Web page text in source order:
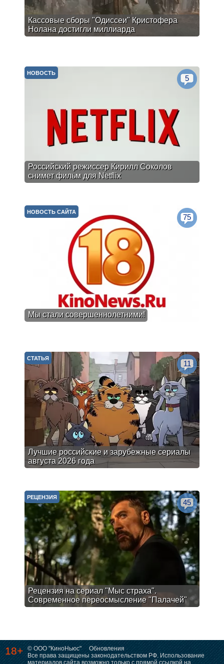
Кассовые сборы "Одиссеи" Кристофера
Нолана достигли миллиарда
Российский режиссер Кирилл Соколов
снимет фильм для Netflix
НОВОСТЬ
5
Мы стали совершеннолетними!
НОВОСТЬ САЙТА
75
Лучшие российские и зарубежные сериалы
августа 2026 года
СТАТЬЯ
11
Рецензия на сериал "Мыс страха".
Современное переосмысление "Палачей"
РЕЦЕНЗИЯ
45
18+ © ООО "КиноНьюс"
Обновления
Все права защищены законодательством РФ. Использование
материалов сайта возможно только с прямой ссылкой на